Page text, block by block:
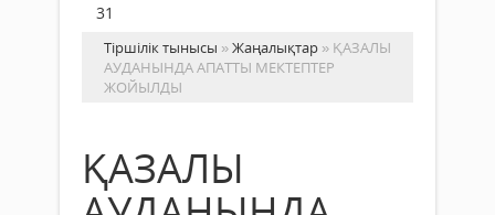
31
Тіршілік тынысы »Жаңалықтар » ҚАЗАЛЫ
АУДАНЫНДА АПАТТЫ МЕКТЕПТЕР
ЖОЙЫЛДЫ
ҚАЗАЛЫ